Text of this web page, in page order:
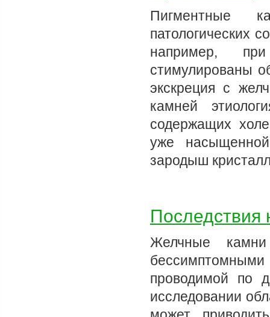
Пигментные
патологических
например,
стимулированы
экскреция с
камней
содержащих
уже
зародыш
Последствия
Желчные камни
проводимой по
исследовании